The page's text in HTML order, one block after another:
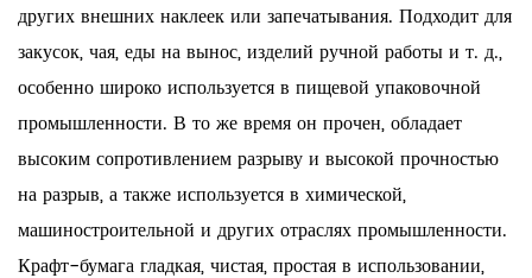
других внешних наклеек или запечатывания. Подходит для
закусок, чая, еды на вынос, изделий ручной работы и т. д.,
особенно широко используется в пищевой упаковочной
промышленности. В то же время он прочен, обладает
высоким сопротивлением разрыву и высокой прочностью
на разрыв, а также используется в химической,
машиностроительной и других отраслях промышленности.
Крафт-бумага гладкая, чистая, простая в использовании,